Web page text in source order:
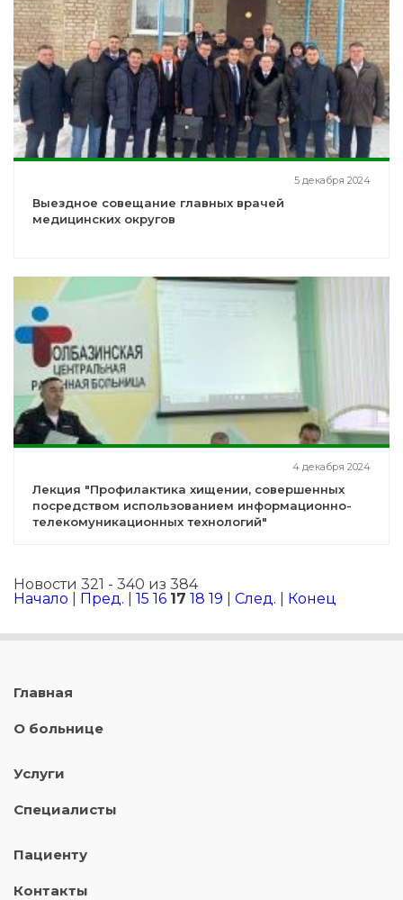
5 декабря 2024
Выездное совещание главных врачей
медицинских округов
4 декабря 2024
Лекция "Профилактика хищении, совершенных
посредством использованием информационно-
телекомуникационных технологий"
Новости 321 - 340 из 384
Начало
Пред. 15 16 17 18 19 След. Конец
Главная
О больнице
Услуги
Специалисты
Пациенту
Контакты